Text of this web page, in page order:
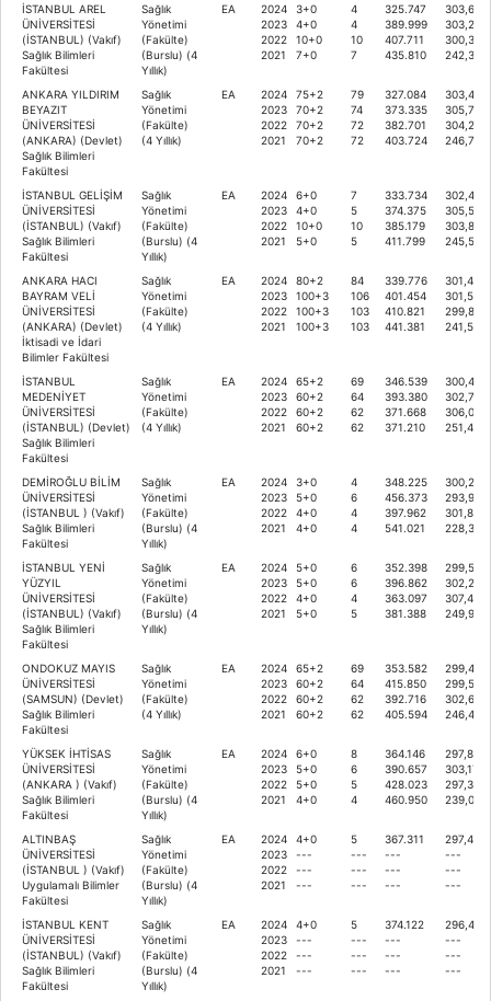
İSTANBUL AREL
ÜNİVERSİTESİ
(İSTANBUL) (Vakıf)
Sağlık Bilimleri
Fakültesi
Sağlık
Yönetimi
(Fakülte)
(Burslu) (4
Yıllık)
EA
2024
2023
2022
2021
3+0
4+0
10+0
7+0
4
4
10
7
325.747
389.999
407.711
435.810
ANKARA YILDIRIM
BEYAZIT
ÜNİVERSİTESİ
(ANKARA) (Devlet)
Sağlık Bilimleri
Fakültesi
Sağlık
Yönetimi
(Fakülte)
(4 Yıllık)
EA
2024
2023
2022
2021
75+2
70+2
70+2
70+2
79
74
72
72
327.084
373.335
382.701
403.724
İSTANBUL GELİŞİM
ÜNİVERSİTESİ
(İSTANBUL) (Vakıf)
Sağlık Bilimleri
Fakültesi
Sağlık
Yönetimi
(Fakülte)
(Burslu) (4
Yıllık)
EA
2024
2023
2022
2021
6+0
4+0
10+0
5+0
7
5
10
5
333.734
374.375
385.179
411.799
ANKARA HACI
BAYRAM VELİ
ÜNİVERSİTESİ
(ANKARA) (Devlet)
İktisadi ve İdari
Bilimler Fakültesi
Sağlık
Yönetimi
(Fakülte)
(4 Yıllık)
EA
2024
2023
2022
2021
80+2
100+3
100+3
100+3
84
106
103
103
339.776
401.454
410.821
441.381
İSTANBUL
MEDENİYET
ÜNİVERSİTESİ
(İSTANBUL) (Devlet)
Sağlık Bilimleri
Fakültesi
Sağlık
Yönetimi
(Fakülte)
(4 Yıllık)
EA
2024
2023
2022
2021
65+2
60+2
60+2
60+2
69
64
62
62
346.539
393.380
371.668
371.210
DEMİROĞLU BİLİM
ÜNİVERSİTESİ
(İSTANBUL ) (Vakıf)
Sağlık Bilimleri
Fakültesi
Sağlık
Yönetimi
(Fakülte)
(Burslu) (4
Yıllık)
EA
2024
2023
2022
2021
3+0
5+0
4+0
4+0
4
6
4
4
348.225
456.373
397.962
541.021
İSTANBUL YENİ
YÜZYIL
ÜNİVERSİTESİ
(İSTANBUL) (Vakıf)
Sağlık Bilimleri
Fakültesi
Sağlık
Yönetimi
(Fakülte)
(Burslu) (4
Yıllık)
EA
2024
2023
2022
2021
5+0
5+0
4+0
5+0
6
6
4
5
352.398
396.862
363.097
381.388
ONDOKUZ MAYIS
ÜNİVERSİTESİ
(SAMSUN) (Devlet)
Sağlık Bilimleri
Fakültesi
Sağlık
Yönetimi
(Fakülte)
(4 Yıllık)
EA
2024
2023
2022
2021
65+2
60+2
60+2
60+2
69
64
62
62
353.582
415.850
392.716
405.594
YÜKSEK İHTİSAS
ÜNİVERSİTESİ
(ANKARA ) (Vakıf)
Sağlık Bilimleri
Fakültesi
Sağlık
Yönetimi
(Fakülte)
(Burslu) (4
Yıllık)
EA
2024
2023
2022
2021
6+0
5+0
5+0
4+0
8
6
5
4
364.146
390.657
428.023
460.950
ALTINBAŞ
ÜNİVERSİTESİ
(İSTANBUL ) (Vakıf)
Uygulamalı Bilimler
Fakültesi
Sağlık
Yönetimi
(Fakülte)
(Burslu) (4
Yıllık)
EA
2024
2023
2022
2021
4+0
---
---
---
5
---
---
---
367.311
---
---
---
---
---
---
İSTANBUL KENT
ÜNİVERSİTESİ
(İSTANBUL) (Vakıf)
Sağlık Bilimleri
Fakültesi
Sağlık
Yönetimi
(Fakülte)
(Burslu) (4
Yıllık)
EA
2024
2023
2022
2021
4+0
---
---
---
5
---
---
---
374.122
---
---
---
---
---
---